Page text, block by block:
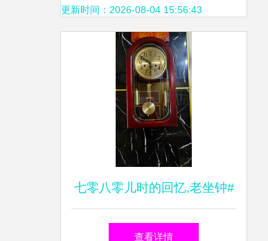
更新时间：2026-08-04 15:56:43
七零八零儿时的回忆,老坐钟#
钟表
查看详情